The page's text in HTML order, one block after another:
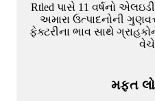
Rtled પાસે 11 વર્ષનો
અમારા ઉત્પાદનોની
ફેક્ટરીના ભાવ સાથે
મફત